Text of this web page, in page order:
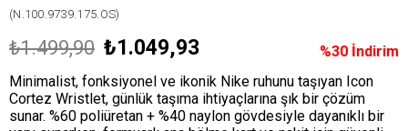
(N.100.9739.175.OS)
%30 İndirim
₺1.499,90 ₺1.049,93
Minimalist, fonksiyonel ve ikonik Nike ruhunu taşıyan Icon
Cortez Wristlet, günlük taşıma ihtiyaçlarına şık bir çözüm
sunar. %60 poliüretan + %40 naylon gövdesiyle dayanıklı bir